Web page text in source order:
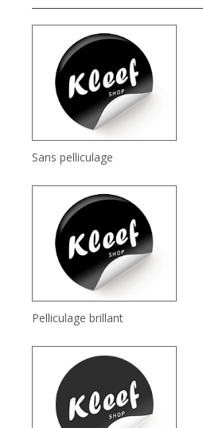
Sans pelliculage
Pelliculage brillant